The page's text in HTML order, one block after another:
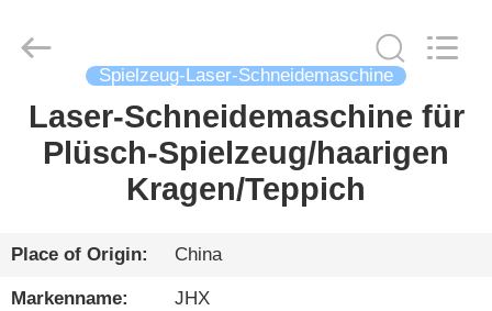
HEIM
PRODUKTE
ÜBER
UNS
Co.,Ltd.
Spielzeug-Laser-Schneidemaschine
Laser-Schneidemaschine für
Plüsch-Spielzeug/haarigen
Kragen/Teppich
Place of Origin: China
Markenname: JHX